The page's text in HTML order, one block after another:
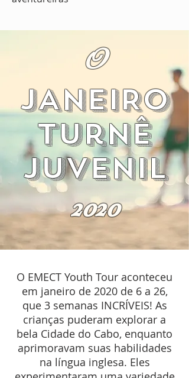
O
JANEIRO
Turnê
Juvenil
2020
O EMECT Youth Tour aconteceu
em janeiro de 2020 de 6 a 26,
que 3 semanas INCRÍVEIS! As
crianças puderam explorar a
bela Cidade do Cabo, enquanto
aprimoravam suas habilidades
na língua inglesa. Eles